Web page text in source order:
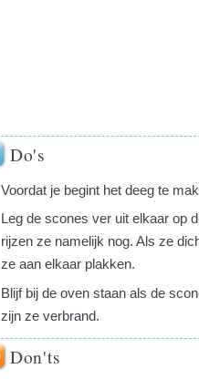
Do's
Voordat je begint het deeg te
Leg de scones ver uit elkaar op
rijzen ze namelijk nog. Als ze
ze aan elkaar plakken.
Blijf bij de oven staan als de
zijn ze verbrand.
Don'ts